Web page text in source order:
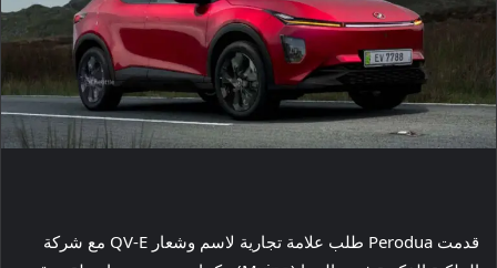
قدمت Perodua طلب علامة تجارية لاسم وشعار QV-E مع شركة